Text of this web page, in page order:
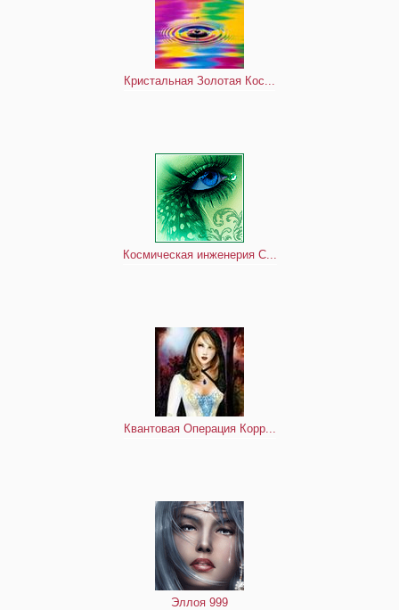
Кристальная Золотая Кос...
Космическая инженерия С...
Квантовая Операция Корр...
Эллоя 999